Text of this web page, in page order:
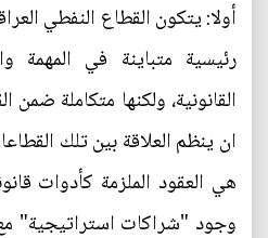
أولا: يتكون القطاع النفطي
رئيسية متباينة في المهمة
القانونية، ولكنها متكاملة
ان ينظم العلاقة بين تلك
هي العقود الملزمة كأدوات
وجود "شراكات استراتيجية"